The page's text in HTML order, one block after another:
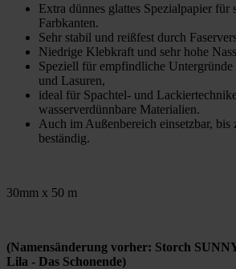
Extra dünnes glattes Spezialpapier für
Farbkanten.
Sehr stabil und reißfest durch
Niedrige Klebkraft und sehr hohe
Speziell für empfindliche
und Lasuren,
ideal für Spachtel- und
wasserverdünnbare Materialien.
Auch im Außenbereich einsetzbar,
beständig.
30mm x 50 m
(Namensänderung vorher: Storch
Lila - Das Schonende)